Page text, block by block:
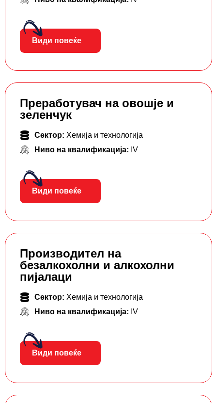
Види повеќе
Преработувач на овошје и
зеленчук
Сектор: Хемија и технологија
Ниво на квалификација: IV
Види повеќе
Производител на
безалкохолни и алкохолни
пијалаци
Сектор: Хемија и технологија
Ниво на квалификација: IV
Види повеќе